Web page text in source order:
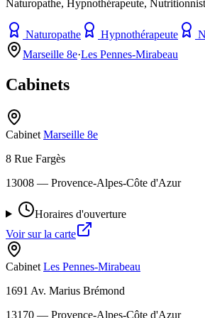
Naturopathe, Hypnothérapeute,
Naturopathe Hypnothérapeute
Marseille 8e·Les Pennes-Mirabeau
Cabinets
Cabinet Marseille 8e
8 Rue Fargès
13008 — Provence-Alpes-Côte d'Azur
Horaires d'ouverture
Voir sur la carte
Cabinet Les Pennes-Mirabeau
1691 Av. Marius Brémond
13170 — Provence-Alpes-Côte d'Azur